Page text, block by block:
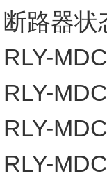
断路器状
RLY-
RLY-
RLY-
RLY-